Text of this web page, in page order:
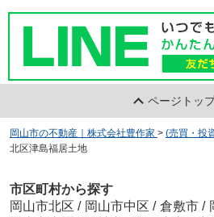
ページトッ
岡山市の不動産｜株式会社豊作家 > (売買・投
北区津島福居土地
市区町村から探す
岡山市北区 / 岡山市中区 / 倉敷市 /